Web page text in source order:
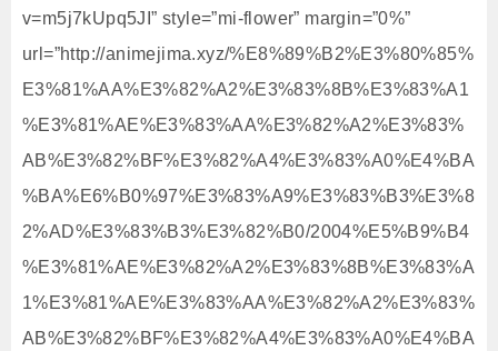
v=m5j7kUpq5JI” style=”mi-flower” margin=”0%”
url=”http://animejima.xyz/%E8%89%B2%E3%80%85%
E3%81%AA%E3%82%A2%E3%83%8B%E3%83%A1
%E3%81%AE%E3%83%AA%E3%82%A2%E3%83%
AB%E3%82%BF%E3%82%A4%E3%83%A0%E4%BA
%BA%E6%B0%97%E3%83%A9%E3%83%B3%E3%8
2%AD%E3%83%B3%E3%82%B0/2004%E5%B9%B4
%E3%81%AE%E3%82%A2%E3%83%8B%E3%83%A
1%E3%81%AE%E3%83%AA%E3%82%A2%E3%83%
AB%E3%82%BF%E3%82%A4%E3%83%A0%E4%BA